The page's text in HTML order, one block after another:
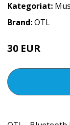
Kategoriat:
Brand:OTL
30 EUR